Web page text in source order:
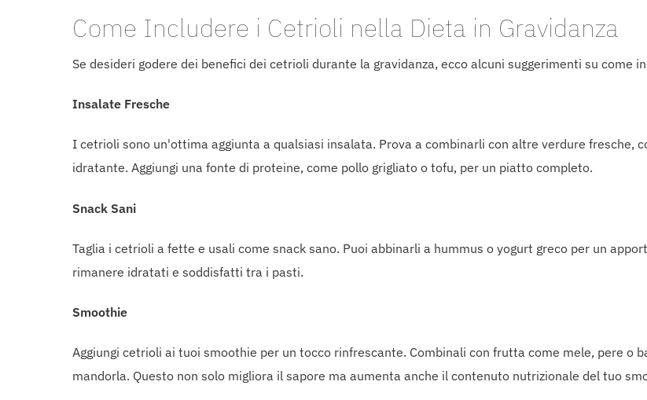
Come Includere i Cetrioli nella Dieta in Gravidanza
Se desideri godere dei benefici dei cetrioli durante la gravidanza, ecco alcuni suggerimenti su come
Insalate Fresche
I cetrioli sono un'ottima aggiunta a qualsiasi insalata. Prova a combinarli con altre verdure fresche,
idratante. Aggiungi una fonte di proteine, come pollo grigliato o tofu, per un piatto completo.
Snack Sani
Taglia i cetrioli a fette e usali come snack sano. Puoi abbinarli a hummus o yogurt greco per un
rimanere idratati e soddisfatti tra i pasti.
Smoothie
Aggiungi cetrioli ai tuoi smoothie per un tocco rinfrescante. Combinali con frutta come mele, pere o
mandorla. Questo non solo migliora il sapore ma aumenta anche il contenuto nutrizionale del tuo